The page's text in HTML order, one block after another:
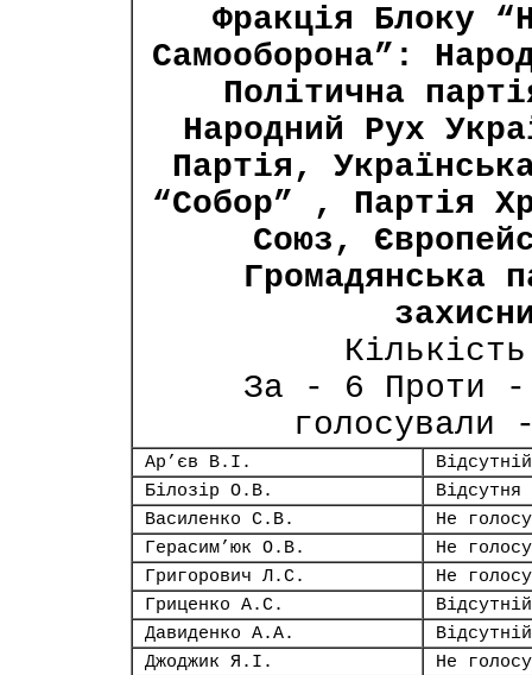
Фракція Блоку
Самооборона”:
Політична
Народний Рух
Партія,
“Собор” , Партія
Союз,
Громадянська
За - 6 Проти -
Ар’єв В.І.
Відсутній
Білозір О.В.
Відсутня
Василенко С.В.
Не
Герасим’юк О.В.
Не
Григорович Л.С.
Не
Гриценко А.С.
Відсутній
Давиденко А.А.
Відсутній
Джоджик Я.І.
Не